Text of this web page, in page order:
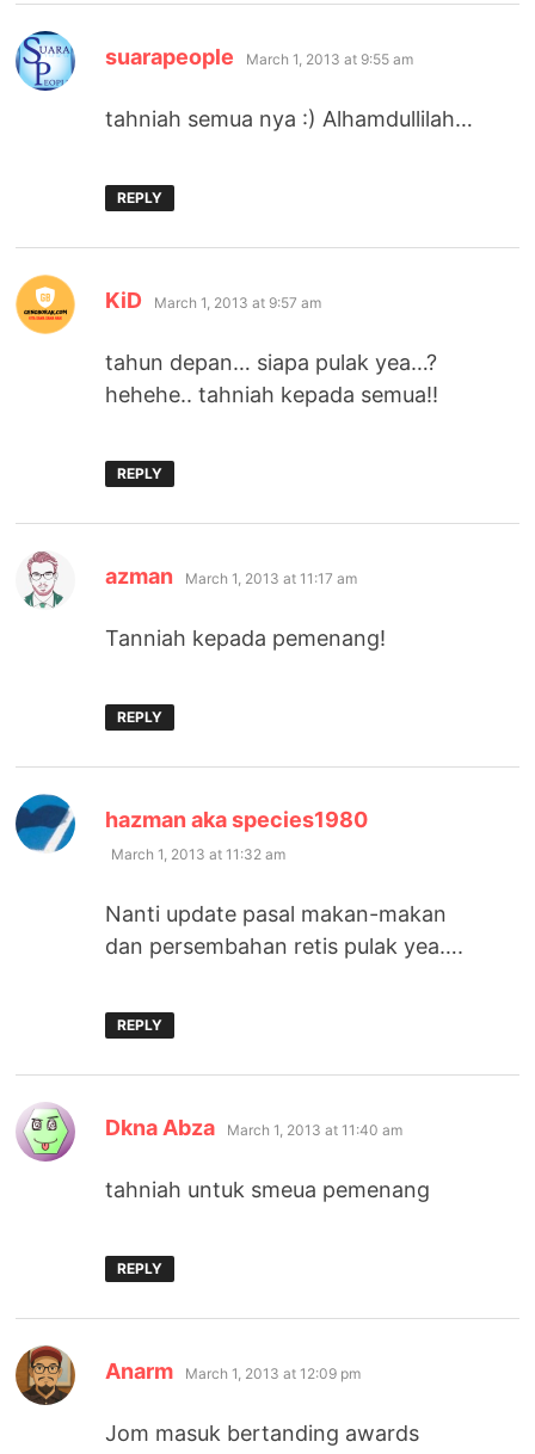
suarapeople says:
March 1, 2013 at 9:55 am
tahniah semua nya :) Alhamdullilah…
REPLY
KiD says:
March 1, 2013 at 9:57 am
tahun depan… siapa pulak yea…?
hehehe.. tahniah kepada semua!!
REPLY
azman says:
March 1, 2013 at 11:17 am
Tanniah kepada pemenang!
REPLY
hazman aka species1980
March 1, 2013 at 11:32 am
Nanti update pasal makan-makan
dan persembahan retis pulak yea….
REPLY
Dkna Abza says:
March 1, 2013 at 11:40 am
tahniah untuk smeua pemenang
REPLY
Anarm says:
March 1, 2013 at 12:09 pm
Jom masuk bertanding awards